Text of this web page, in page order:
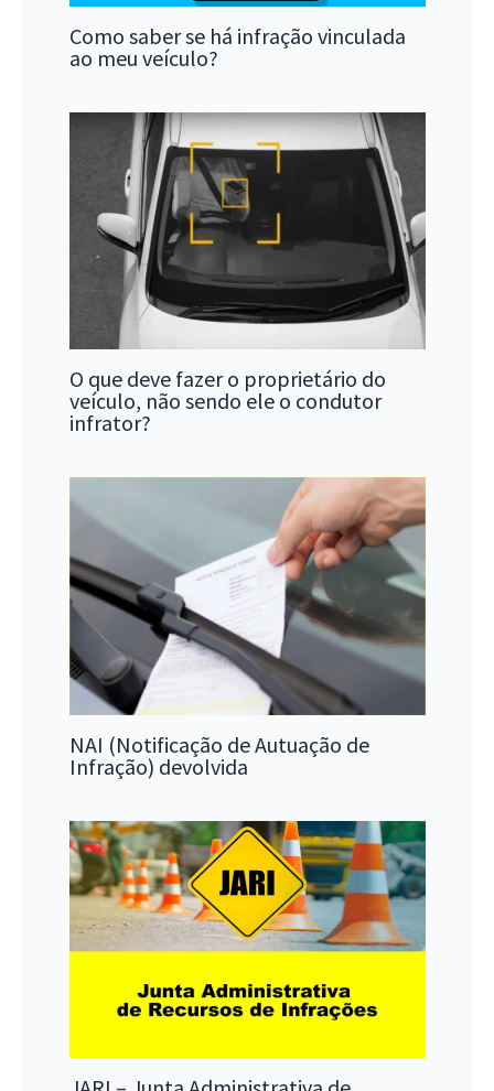
Como saber se há infração vinculada
ao meu veículo?
O que deve fazer o proprietário do
veículo, não sendo ele o condutor
infrator?
NAI (Notificação de Autuação de
Infração) devolvida